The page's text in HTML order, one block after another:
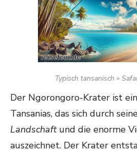
Typisch tansanisch »
Der Ngorongoro-Krater ist
Tansanias, das sich durch
Landschaftund die enorme
auszeichnet. Der Krater